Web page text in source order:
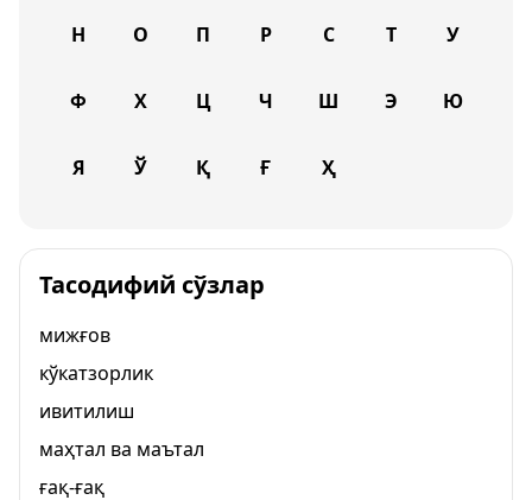
Н О П Р С Т У
Ф Х Ц Ч Ш Э Ю
Я Ў Қ Ғ Ҳ
Тасодифий сўзлар
мижғов
кўкатзорлик
ивитилиш
маҳтал ва маътал
ғақ-ғақ